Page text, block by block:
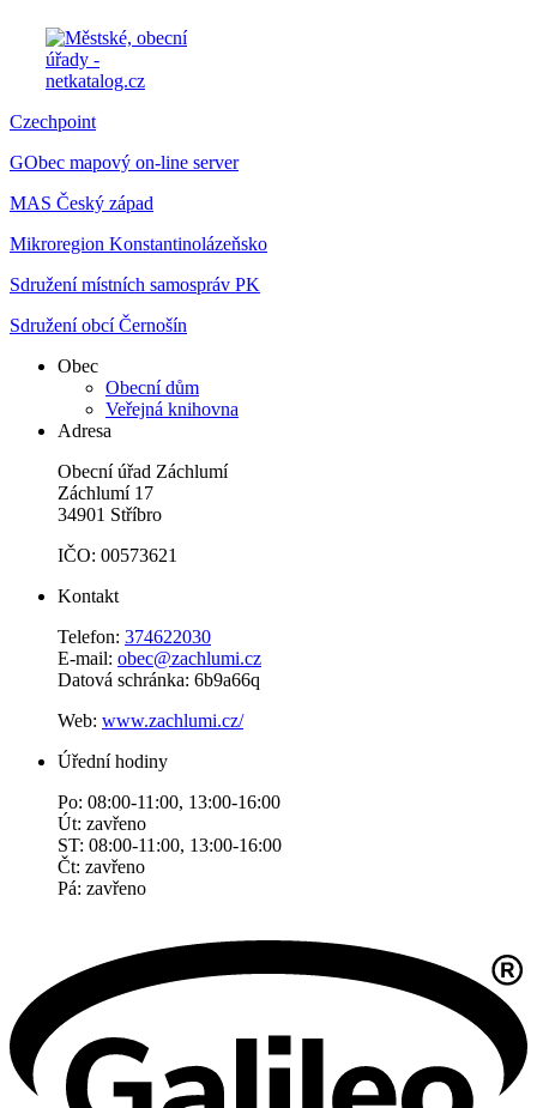
Czechpoint
GObec mapový on-line server
MAS Český západ
Mikroregion Konstantinolázeňsko
Sdružení místních samospráv PK
Sdružení obcí Černošín
Obec
Obecní dům
Veřejná knihovna
Adresa
Obecní úřad Záchlumí
Záchlumí 17
34901 Stříbro
IČO: 00573621
Kontakt
Telefon: 374622030
E-mail: obec@zachlumi.cz
Datová schránka: 6b9a66q
Web: www.zachlumi.cz/
Úřední hodiny
Po: 08:00-11:00, 13:00-16:00
Út: zavřeno
ST: 08:00-11:00, 13:00-16:00
Čt: zavřeno
Pá: zavřeno